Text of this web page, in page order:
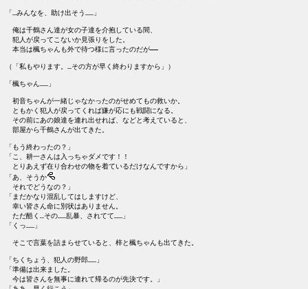
「…みんなを、助け出そう……」
俺は千鶴さん達が女の子達を介抱している間、
犯人が戻ってこないか見張りをした。
本当は楓ちゃんも外で待つ様に言ったのだが――
（「私もやります。…その方が早く終わりますから」）
「楓ちゃん……」
初音ちゃんが一緒じゃなかったのがせめてもの救いか。
ともかく犯人が戻ってくれば嫌が応にも戦闘になる。
その前にあの娘達を連れ出せれば、などと考えていると、
部屋から千鶴さんが出てきた。
「もう終わったの？」
「こ、耕一さんは入っちゃダメです！！
とりあえず在り合わせの物を着ているだけなんですから」
「あ、そうか
それでどうなの？」
「まだかなり混乱してはしますけど、
幸い皆さん命に別状はありません。
ただ酷く…その……乱暴、されてて……」
「くっ……」
そこで言葉を詰まらせていると、梓と楓ちゃんも出てきた。
「ちくちょう、犯人の野郎……」
「準備は出来ました。
今は皆さんを無事に連れて帰るのが先決です。」